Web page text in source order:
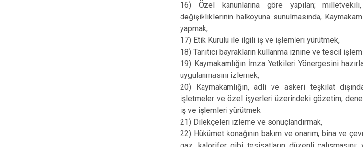
16) Özel kanunlarına göre yapılan;
değişikliklerinin halkoyuna sunulmasında,
yapmak,
17) Etik Kurulu ile ilgili iş ve işlemleri yürütmek,
18) Tanıtıcı bayrakların kullanma iznine ve tescil
19) Kaymakamlığın İmza Yetkileri Yönergesini
uygulanmasını izlemek,
20) Kaymakamlığın, adli ve askeri teşkilat
işletmeler ve özel işyerleri üzerindeki gözetim,
iş ve işlemleri yürütmek
21) Dilekçeleri izleme ve sonuçlandırmak,
22) Hükümet konağının bakım ve onarım, bina ve